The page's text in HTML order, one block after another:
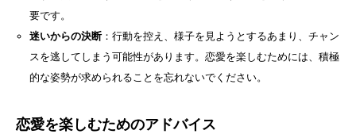
要です。
迷いからの決断：行動を控え、様子を見ようとするあまり、チャン
スを逃してしまう可能性があります。恋愛を楽しむためには、積極
的な姿勢が求められることを忘れないでください。
恋愛を楽しむためのアドバイス